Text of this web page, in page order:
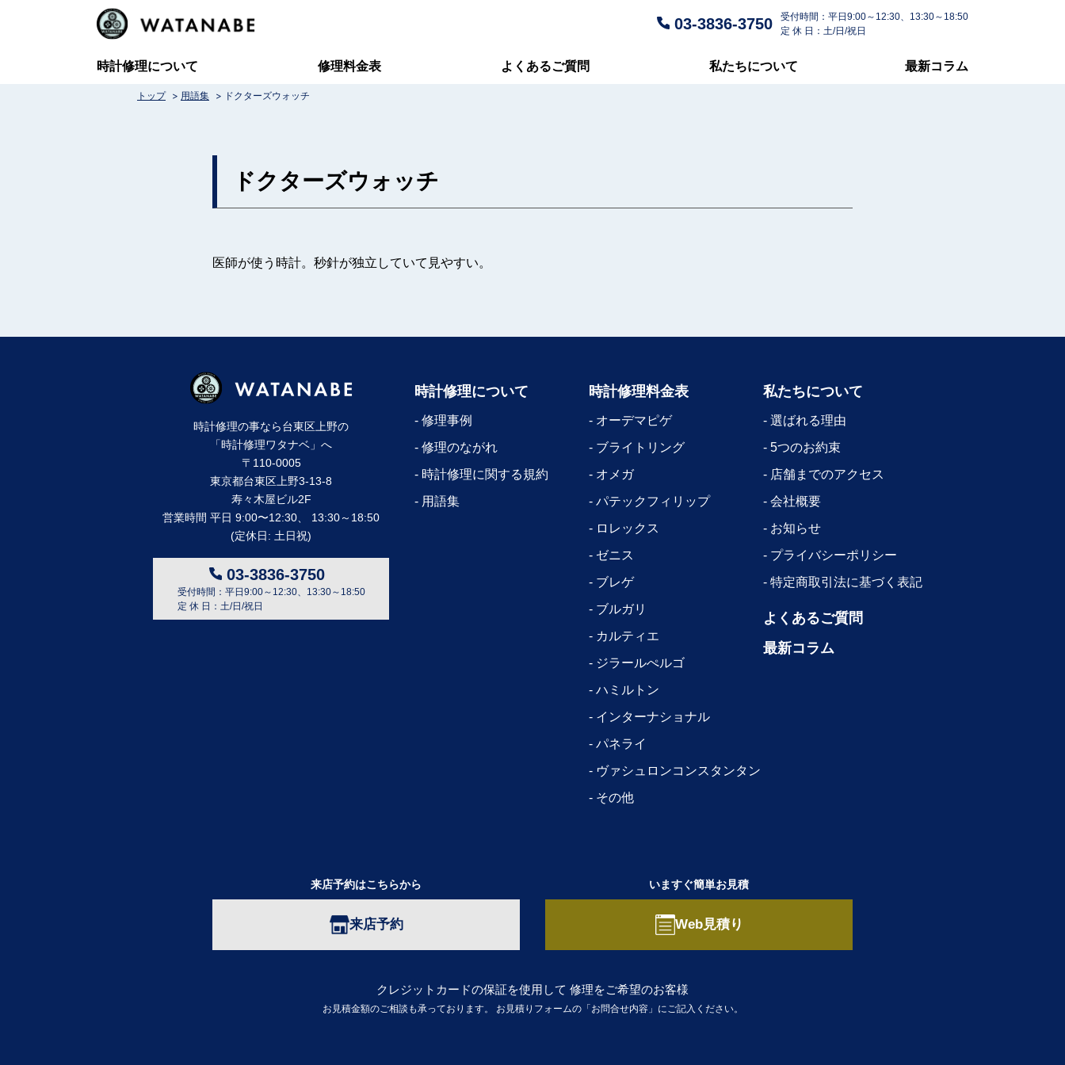
03-3836-3750
受付時間：平日9:00～12:30、13:30～18:50
定 休 日：土/日/祝日
時計修理について 修理料金表 よくあるご質問 私たちについて 最新コラム
トップ > 用語集 > ドクターズウォッチ
ドクターズウォッチ
医師が使う時計。秒針が独立していて見やすい。
時計修理の事なら台東区上野の
「時計修理ワタナベ」へ
〒110-0005
東京都台東区上野3-13-8
寿々⽊屋ビル2F
営業時間 平⽇ 9:00〜12:30、 13:30～18:50
(定休⽇: ⼟⽇祝)
03-3836-3750
受付時間：平日9:00～12:30、13:30～18:50
定 休 日：土/日/祝日
時計修理について
修理事例
修理のながれ
時計修理に関する規約
用語集
時計修理料金表
オーデマピゲ
ブライトリング
オメガ
パテックフィリップ
ロレックス
ゼニス
ブレゲ
ブルガリ
カルティエ
ジラールぺルゴ
ハミルトン
インターナショナル
パネライ
ヴァシュロンコンスタンタン
その他
私たちについて
選ばれる理由
5つのお約束
店舗までのアクセス
会社概要
お知らせ
プライバシーポリシー
特定商取引法に基づく表記
よくあるご質問
最新コラム
来店予約はこちらから
来店予約
いますぐ簡単お見積
Web見積り
クレジットカードの保証を使用して 修理をご希望のお客様
お見積金額のご相談も承っております。 お見積りフォームの「お問合せ内容」にご記入ください。